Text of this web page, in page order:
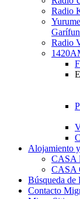
Radio
Radio
Alojamiento
CASA
CASA
Búsqueda de
Contacto